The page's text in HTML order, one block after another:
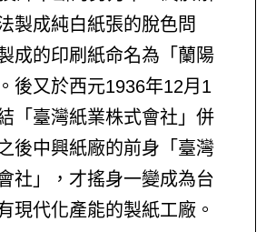
製成純白紙張的脫色問
成的印刷紙命名為「蘭陽
後又於西元1936年12月1
「臺灣紙業株式會社」併
後中興紙廠的前身「臺灣
社」，才搖身一變成為台
現代化產能的製紙工廠。